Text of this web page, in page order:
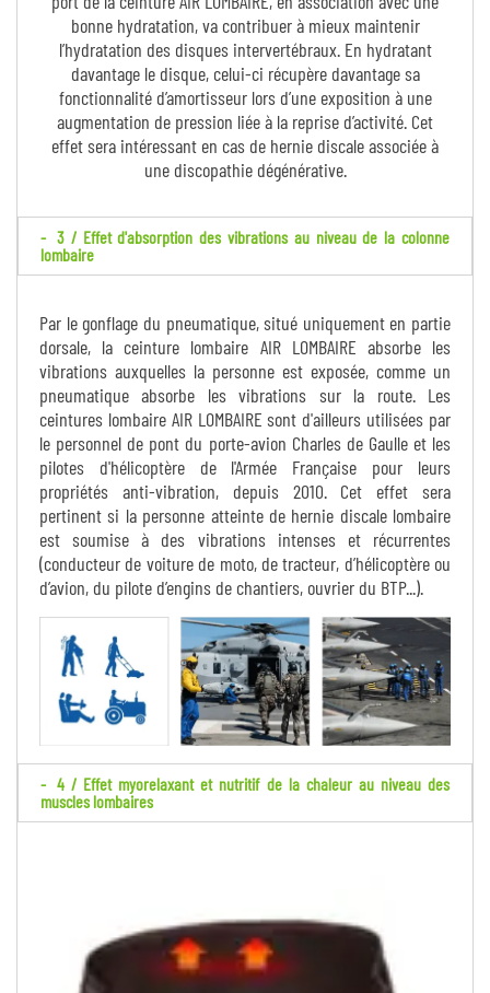
bonne hydratation, va contribuer à mieux maintenir
l’hydratation des disques intervertébraux. En hydratant
davantage le disque, celui-ci récupère davantage sa
fonctionnalité d’amortisseur lors d’une exposition à une
augmentation de pression liée à la reprise d’activité. Cet
effet sera intéressant en cas de hernie discale associée à
une discopathie dégénérative.
3 / Effet d'absorption des vibrations au niveau de la colonne
lombaire
Par le gonflage du pneumatique, situé uniquement en partie
dorsale, la ceinture lombaire AIR LOMBAIRE absorbe les
vibrations auxquelles la personne est exposée, comme un
pneumatique absorbe les vibrations sur la route. Les
ceintures lombaire AIR LOMBAIRE sont d'ailleurs utilisées par
le personnel de pont du porte-avion Charles de Gaulle et les
pilotes d'hélicoptère de l'Armée Française pour leurs
propriétés anti-vibration, depuis 2010. Cet effet sera
pertinent si la personne atteinte de hernie discale lombaire
est soumise à des vibrations intenses et récurrentes
(conducteur de voiture de moto, de tracteur, d’hélicoptère ou
d’avion, du pilote d’engins de chantiers, ouvrier du BTP...).
4 / Effet myorelaxant et nutritif de la chaleur au niveau des
muscles lombaires